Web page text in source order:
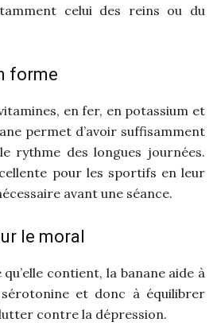
celui des reins ou du
forme
en fer, en potassium et
permet d’avoir suffisamment
rythme des longues journées.
pour les sportifs en leur
avant une séance.
le moral
contient, la banane aide à
et donc à équilibrer
contre la dépression.